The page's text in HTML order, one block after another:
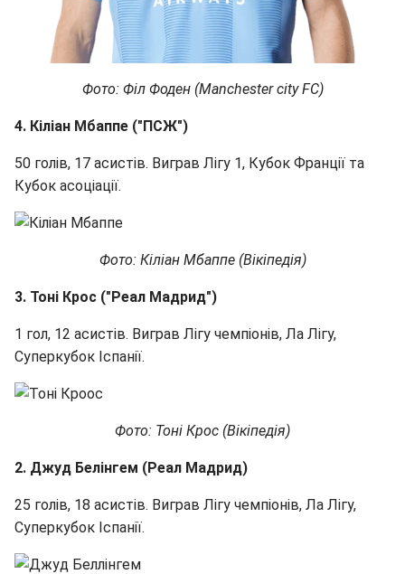
Фото: Філ Фоден (Manchester city FC)
4. Кіліан Мбаппе ("ПСЖ")
50 голів, 17 асистів. Виграв Лігу 1, Кубок Франції та
Кубок асоціації.
Фото: Кіліан Мбаппе (Вікіпедія)
3. Тоні Крос ("Реал Мадрид")
1 гол, 12 асистів. Виграв Лігу чемпіонів, Ла Лігу,
Суперкубок Іспанії.
Фото: Тоні Крос (Вікіпедія)
2. Джуд Белінгем (Реал Мадрид)
25 голів, 18 асистів. Виграв Лігу чемпіонів, Ла Лігу,
Суперкубок Іспанії.